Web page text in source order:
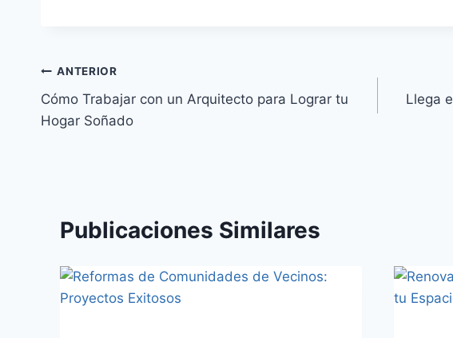
ANTERIOR
Cómo Trabajar con un Arquitecto para Lograr tu
Hogar Soñado
Llega
Publicaciones Similares